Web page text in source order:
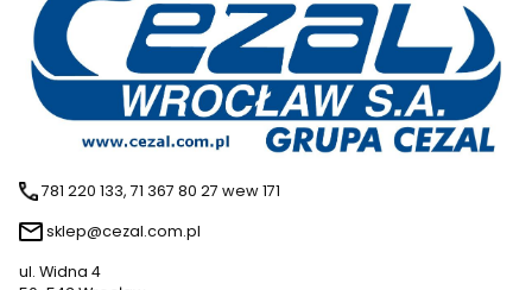
781 220 133, 71 367 80 27 wew 171
sklep@cezal.com.pl
ul. Widna 4